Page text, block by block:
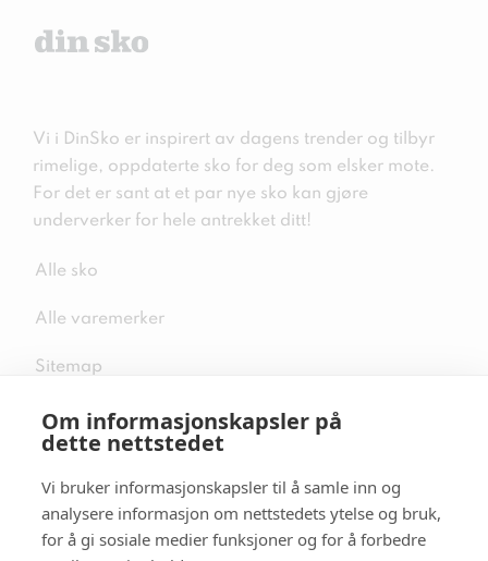
Om informasjonskapsler på
dette nettstedet
Vi bruker informasjonskapsler til å samle inn og
analysere informasjon om nettstedets ytelse og bruk,
for å gi sosiale medier funksjoner og for å forbedre
Vi i DinSko er inspirert av dagens trender og tilbyr
rimelige, oppdaterte sko for deg som elsker mote.
For det er sant at et par nye sko kan gjøre
underverker for hele antrekket ditt!
Alle sko
Alle varemerker
Sitemap
Følg oss i sosiale medier